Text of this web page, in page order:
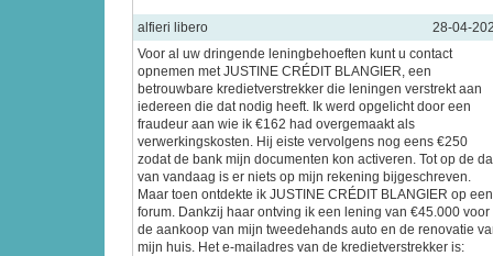
alfieri libero
28-04-
Voor al uw dringende leningbehoeften kunt u contact
opnemen met JUSTINE CRÉDIT BLANGIER, een
betrouwbare kredietverstrekker die leningen verstrekt aan
iedereen die dat nodig heeft. Ik werd opgelicht door een
fraudeur aan wie ik €162 had overgemaakt als
verwerkingskosten. Hij eiste vervolgens nog eens €250
zodat de bank mijn documenten kon activeren. Tot op de
van vandaag is er niets op mijn rekening bijgeschreven.
Maar toen ontdekte ik JUSTINE CRÉDIT BLANGIER op een
forum. Dankzij haar ontving ik een lening van €45.000 voor
de aankoop van mijn tweedehands auto en de renovatie
mijn huis. Het e-mailadres van de kredietverstrekker is: